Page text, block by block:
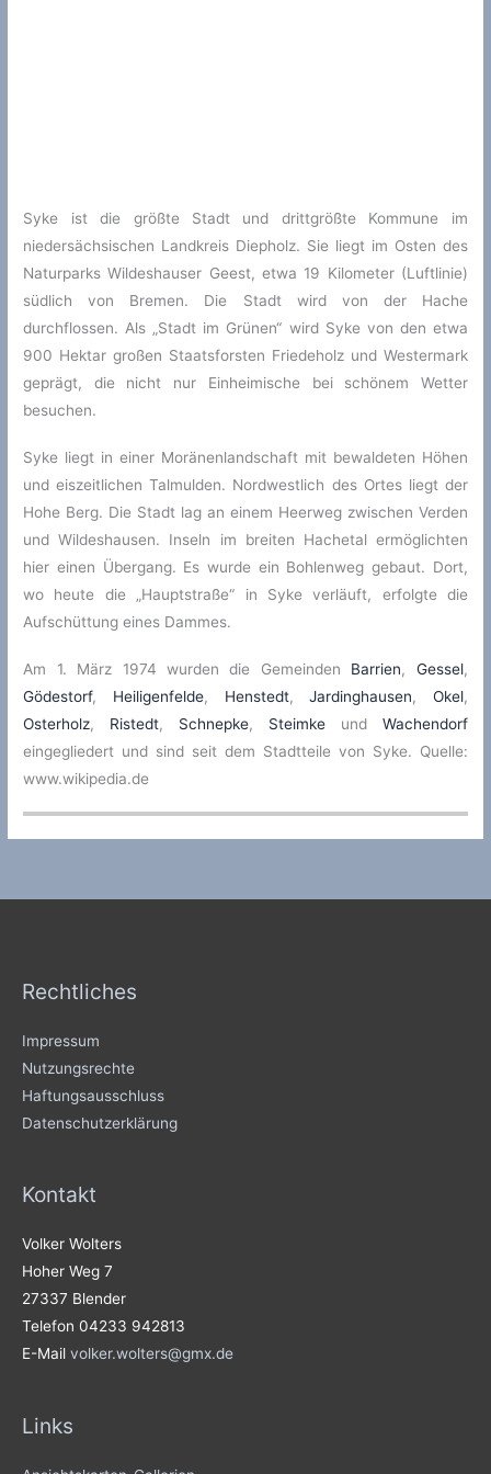
Syke ist die größte Stadt und drittgrößte Kommune im
niedersächsischen Landkreis Diepholz. Sie liegt im Osten des
Naturparks Wildeshauser Geest, etwa 19 Kilometer (Luftlinie)
südlich von Bremen. Die Stadt wird von der Hache
durchflossen. Als „Stadt im Grünen“ wird Syke von den etwa
900 Hektar großen Staatsforsten Friedeholz und Westermark
geprägt, die nicht nur Einheimische bei schönem Wetter
besuchen.
Syke liegt in einer Moränenlandschaft mit bewaldeten Höhen
und eiszeitlichen Talmulden. Nordwestlich des Ortes liegt der
Hohe Berg. Die Stadt lag an einem Heerweg zwischen Verden
und Wildeshausen. Inseln im breiten Hachetal ermöglichten
hier einen Übergang. Es wurde ein Bohlenweg gebaut. Dort,
wo heute die „Hauptstraße“ in Syke verläuft, erfolgte die
Aufschüttung eines Dammes.
Am 1. März 1974 wurden die Gemeinden Barrien, Gessel,
Gödestorf, Heiligenfelde, Henstedt,Jardinghausen, Okel,
Osterholz, Ristedt, Schnepke, Steimke und Wachendorf
eingegliedert und sind seit dem Stadtteile von Syke. Quelle:
www.wikipedia.de
Rechtliches
Impressum
Nutzungsrechte
Haftungsausschluss
Datenschutzerklärung
Kontakt
Volker Wolters
Hoher Weg 7
27337 Blender
Telefon 04233 942813
E-Mail volker.wolters@gmx.de
Links